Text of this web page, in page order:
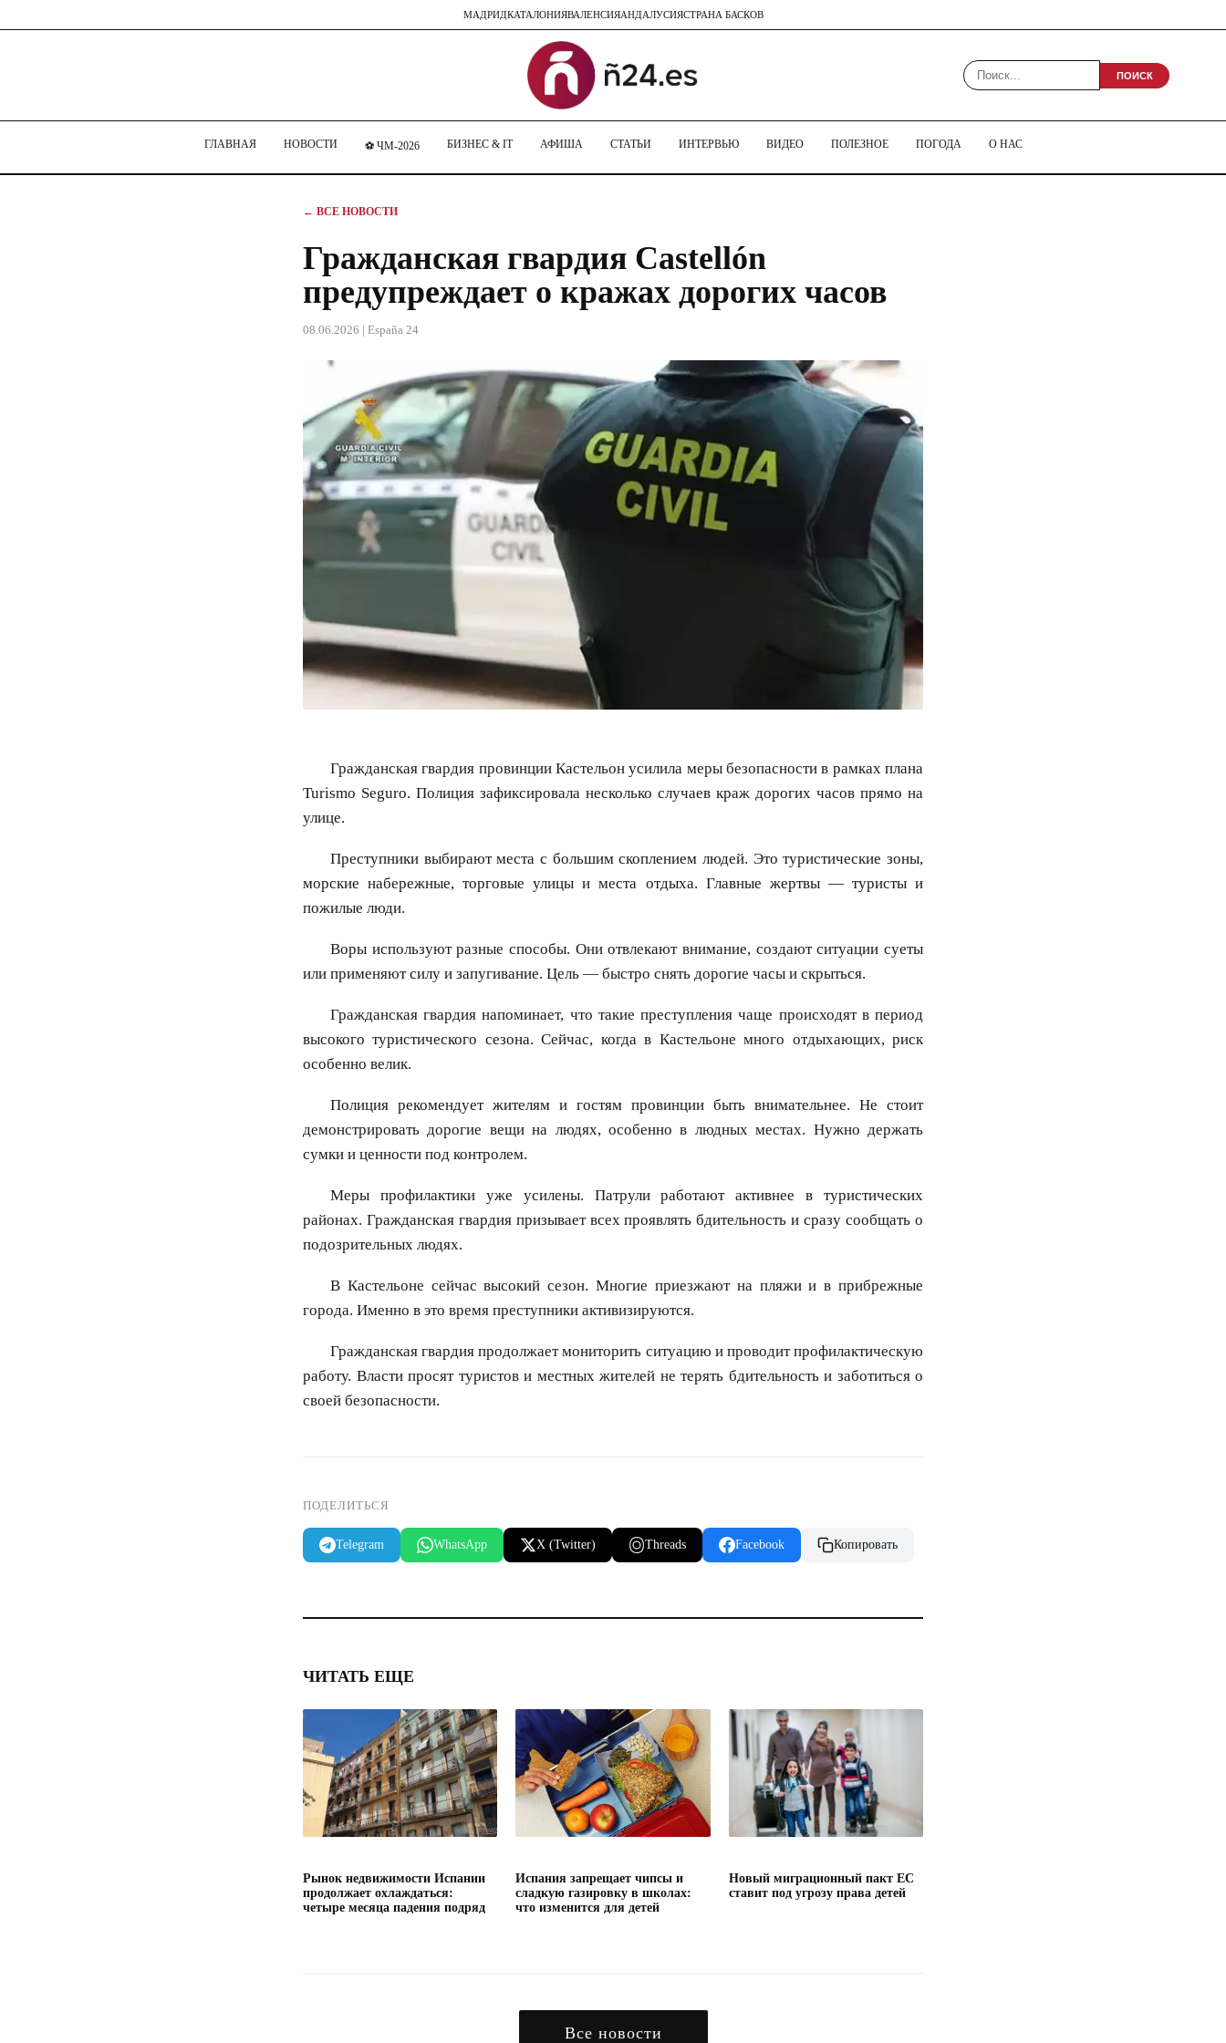
МАДРИДКАТАЛОНИЯВАЛЕНСИЯАНДАЛУСИЯСТРАНА БАСКОВ
ПОИСК
ГЛАВНАЯ НОВОСТИ ⚽ ЧМ-2026 БИЗНЕС & IT АФИША СТАТЬИ ИНТЕРВЬЮ ВИДЕО ПОЛЕЗНОЕ ПОГОДА О НАС
← ВСЕ НОВОСТИ
Гражданская гвардия Castellón
предупреждает о кражах дорогих часов
08.06.2026 | España 24
Гражданская гвардия провинции Кастельон усилила меры безопасности в рамках плана
Turismo Seguro. Полиция зафиксировала несколько случаев краж дорогих часов прямо на
улице.
Преступники выбирают места с большим скоплением людей. Это туристические зоны,
морские набережные, торговые улицы и места отдыха. Главные жертвы — туристы и
пожилые люди.
Воры используют разные способы. Они отвлекают внимание, создают ситуации суеты
или применяют силу и запугивание. Цель — быстро снять дорогие часы и скрыться.
Гражданская гвардия напоминает, что такие преступления чаще происходят в период
высокого туристического сезона. Сейчас, когда в Кастельоне много отдыхающих, риск
особенно велик.
Полиция рекомендует жителям и гостям провинции быть внимательнее. Не стоит
демонстрировать дорогие вещи на людях, особенно в людных местах. Нужно держать
сумки и ценности под контролем.
Меры профилактики уже усилены. Патрули работают активнее в туристических
районах. Гражданская гвардия призывает всех проявлять бдительность и сразу сообщать о
подозрительных людях.
В Кастельоне сейчас высокий сезон. Многие приезжают на пляжи и в прибрежные
города. Именно в это время преступники активизируются.
Гражданская гвардия продолжает мониторить ситуацию и проводит профилактическую
работу. Власти просят туристов и местных жителей не терять бдительность и заботиться о
своей безопасности.
ПОДЕЛИТЬСЯ
Telegram WhatsApp X (Twitter) Threads Facebook Копировать
ЧИТАТЬ ЕЩЕ
Рынок недвижимости Испании
продолжает охлаждаться:
четыре месяца падения подряд
Испания запрещает чипсы и
сладкую газировку в школах:
что изменится для детей
Новый миграционный пакт ЕС
ставит под угрозу права детей
Все новости